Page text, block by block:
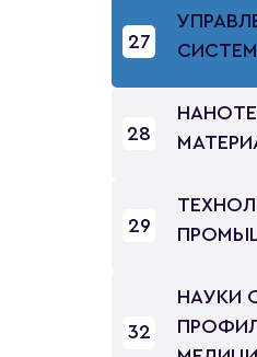
27
28
29
32
НАУКИ